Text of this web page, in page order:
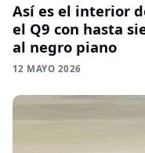
Así es el interior
el Q9 con hasta
al negro piano
12 MAYO 2026